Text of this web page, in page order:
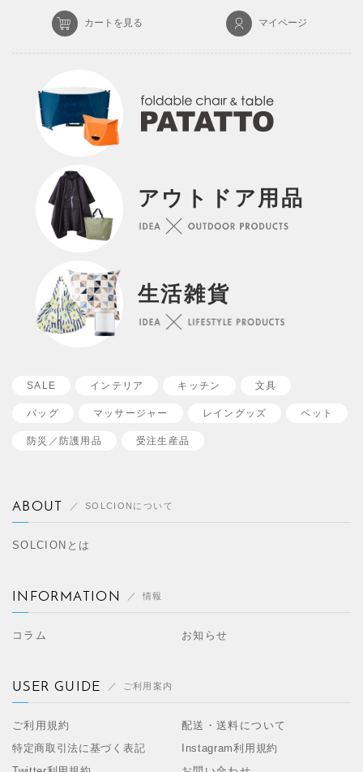
カートを見る マイページ
アウトドア用品
生活雑貨
SALE インテリア キッチン 文具
バッグ マッサージャー レイングッズ ペット
防災／ 防護用品 受注生産品
ABOUT SOLCIONについて
SOLCIONとは
INFORMATION 情報
コラム お知らせ
USER GUIDE ご利用案内
ご利用規約
配送・送料について
特定商取引法に基づく表記
Instagram利用規約